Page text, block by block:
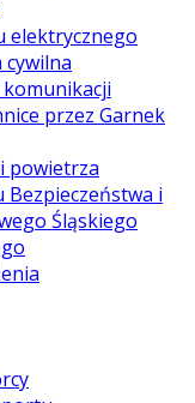
elektrycznego
komunikacji
przez Garnek
powietrza
Bezpieczeństwa i
Śląskiego